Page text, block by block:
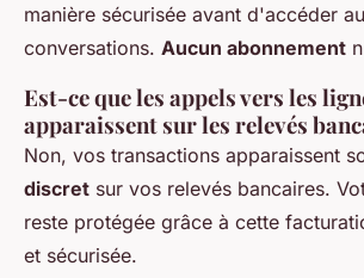
manière sécurisée avant d'accéder
conversations. Aucun abonnement
Est-ce que les appels vers les
apparaissent sur les relevés
Non, vos transactions apparaissent
discret sur vos relevés bancaires.
reste protégée grâce à cette
et sécurisée.